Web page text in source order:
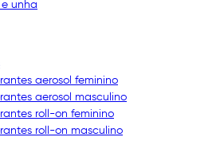
unha
aerosol feminino
aerosol masculino
roll-on feminino
roll-on masculino